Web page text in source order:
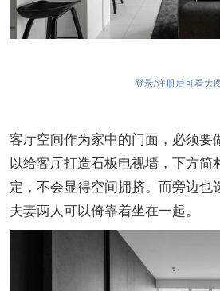
登录/注册后可看大
客厅空间作为家中的门面，必须要
以给客厅打造石板电视墙，下方简
定，不会显得空间拥挤。而旁边也
夫妻两人可以倚靠着坐在一起。